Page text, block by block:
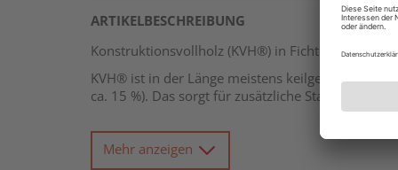
ARTIKELBESCHREIBUNG
Konstruktionsvollholz (KVH®) in Fichte ist im
KVH® ist in der Länge meistens keilgezinkt,
ca. 15 %). Das sorgt für zusätzliche Stabilität
Terrassenüberdachungen, Gartenspielgeräte
Mehr anzeigen